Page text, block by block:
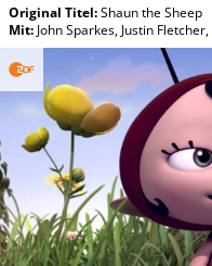
Original Titel:Shaun the Sheep
Mit: John Sparkes, Justin Fletcher,